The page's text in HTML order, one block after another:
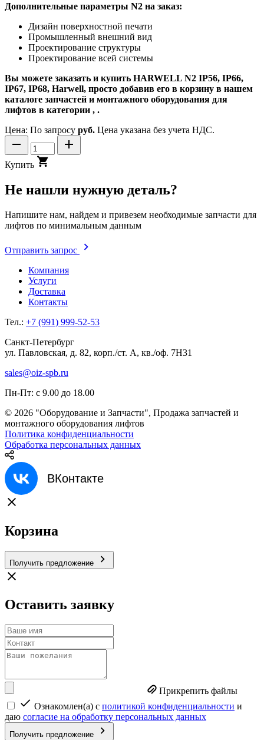
Дополнительные параметры N2 на заказ:
Дизайн поверхностной печати
Промышленный внешний вид
Проектирование структуры
Проектирование всей системы
Вы можете заказать и купить HARWELL N2 IP56, IP66,
IP67, IP68, Harwell, просто добавив его в корзину в нашем
каталоге запчастей и монтажного оборудования для
лифтов в категории , .
Цена: По запросу руб. Цена указана без учета НДС.
Купить
Не нашли нужную деталь?
Напишите нам, найдем и привезем необходимые запчасти для
лифтов по минимальным данным
Отправить запрос
Компания
Услуги
Доставка
Контакты
Тел.: +7 (991) 999-52-53
Санкт-Петербург
ул. Павловская, д. 82, корп./ст. А, кв./оф. 7Н31
sales@oiz-spb.ru
Пн-Пт: с 9.00 до 18.00
© 2026 "Оборудование и Запчасти", Продажа запчастей и
монтажного оборудования лифтов
Политика конфиденциальности
Обработка персональных данных
ВКонтакте
Корзина
Получить предложение
Оставить заявку
Прикрепить файлы
Ознакомлен(а) с политикой конфиденциальности и
даю согласие на обработку персональных данных
Получить предложение